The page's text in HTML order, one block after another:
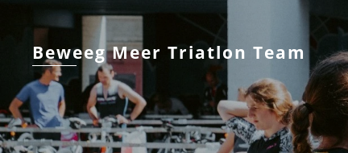
Beweeg Meer Triatlon Team